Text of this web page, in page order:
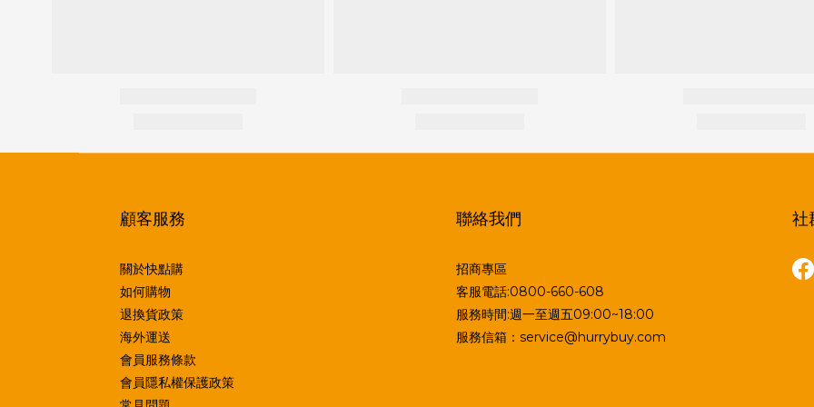
顧客服務
關於快點購
如何購物
退換貨政策
海外運送
會員服務條款
會員隱私權保護政策
聯絡我們
招商專區
客服電話:0800-660-608
服務時間:週一至週五09:00~18:00
服務信箱：service@hurrybuy.com
社